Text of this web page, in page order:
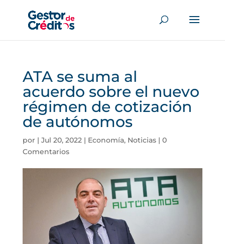
ATA se suma al
acuerdo sobre el nuevo
régimen de cotización
de autónomos
por | Jul 20, 2022| Economía, Noticias| 0
Comentarios